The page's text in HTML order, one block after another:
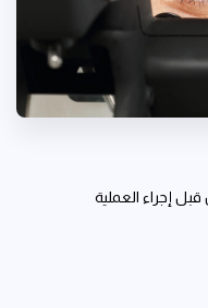
إجراء العملية